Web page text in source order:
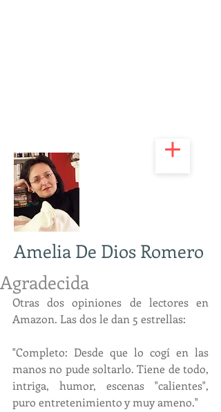
Amelia De Dios Romero
Agradecida
Otras dos opiniones de lectores en
Amazon. Las dos le dan 5 estrellas:
"Completo: Desde que lo cogí en las
manos no pude soltarlo. Tiene de todo,
intriga, humor, escenas "calientes",
puro entretenimiento y muy ameno."